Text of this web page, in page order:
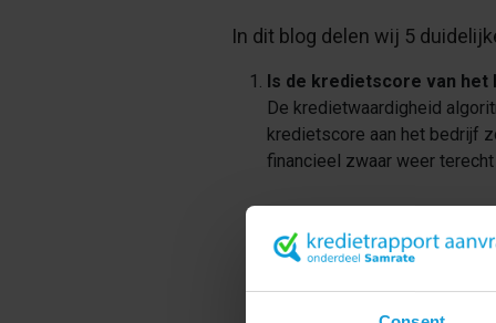
In dit blog delen wij 5
Is de kredietscore van het
De kredietwaardigheid
kredietscore aan het bedrijf
financieel zwaar weer
samenvatting van waarom
De kredietlimiet van een